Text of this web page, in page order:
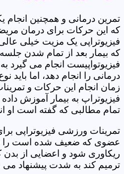
تمرین درمانی و همچنین
که این حرکات برای درمان
فیزیوتراپی یک مزیت خیلی
که بیمار بعد از تمام شدن
فیزیوتواپیست انجام می گیرد
درمانی را انجام دهد، اما باید
زمان انجام این حرکات و
فیزیوتراپ به بیمار آموزش
تمام مطالبی که گفته است او
تمرینات ورزشی فیزیوتراپی
عضوی که ضعیف شده است را
ریکاوری شود و اعضایی از
ترمیم کند به شدت پیشنهاد